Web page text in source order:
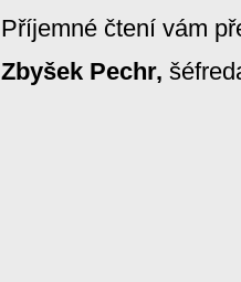
Příjemné čtení vám
Zbyšek Pechr,